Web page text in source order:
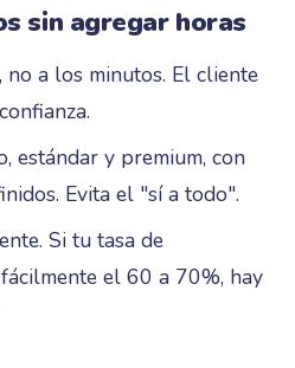
sin agregar horas
a los minutos. El cliente
estándar y premium, con
Evita el "sí a todo".
Si tu tasa de
el 60 a 70%, hay